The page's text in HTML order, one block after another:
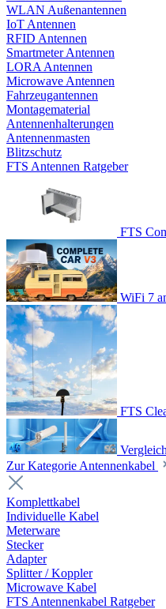
WLAN Außenantennen
IoT Antennen
RFID Antennen
Smartmeter Antennen
LORA Antennen
Microwave Antennen
Fahrzeugantennen
Montagematerial
Antennenhalterungen
Antennenmasten
Blitzschutz
FTS Antennen Ratgeber
FTS
WiFi 7
FTS
Zur Kategorie Antennenkabel
Komplettkabel
Individuelle Kabel
Meterware
Stecker
Adapter
Splitter / Koppler
Microwave Kabel
FTS Antennenkabel Ratgeber